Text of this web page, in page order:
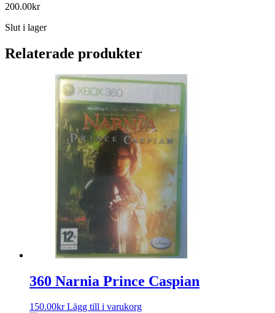
200.00kr
Slut i lager
Relaterade produkter
360 Narnia Prince Caspian
150.00kr Lägg till i varukorg